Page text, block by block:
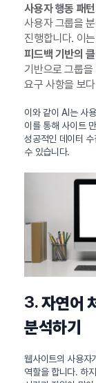
사용자 행동 패
사용자 그룹을
진행합니다. 이
피드백 기반의
기반으로 그룹
요구 사항을 보
이와 같이 AI는 사
이를 통해 사이트
성공적인 데이터
수 있습니다.
3.자연어
분석하기
웹사이트의 사용자
역할을 합니다. 하